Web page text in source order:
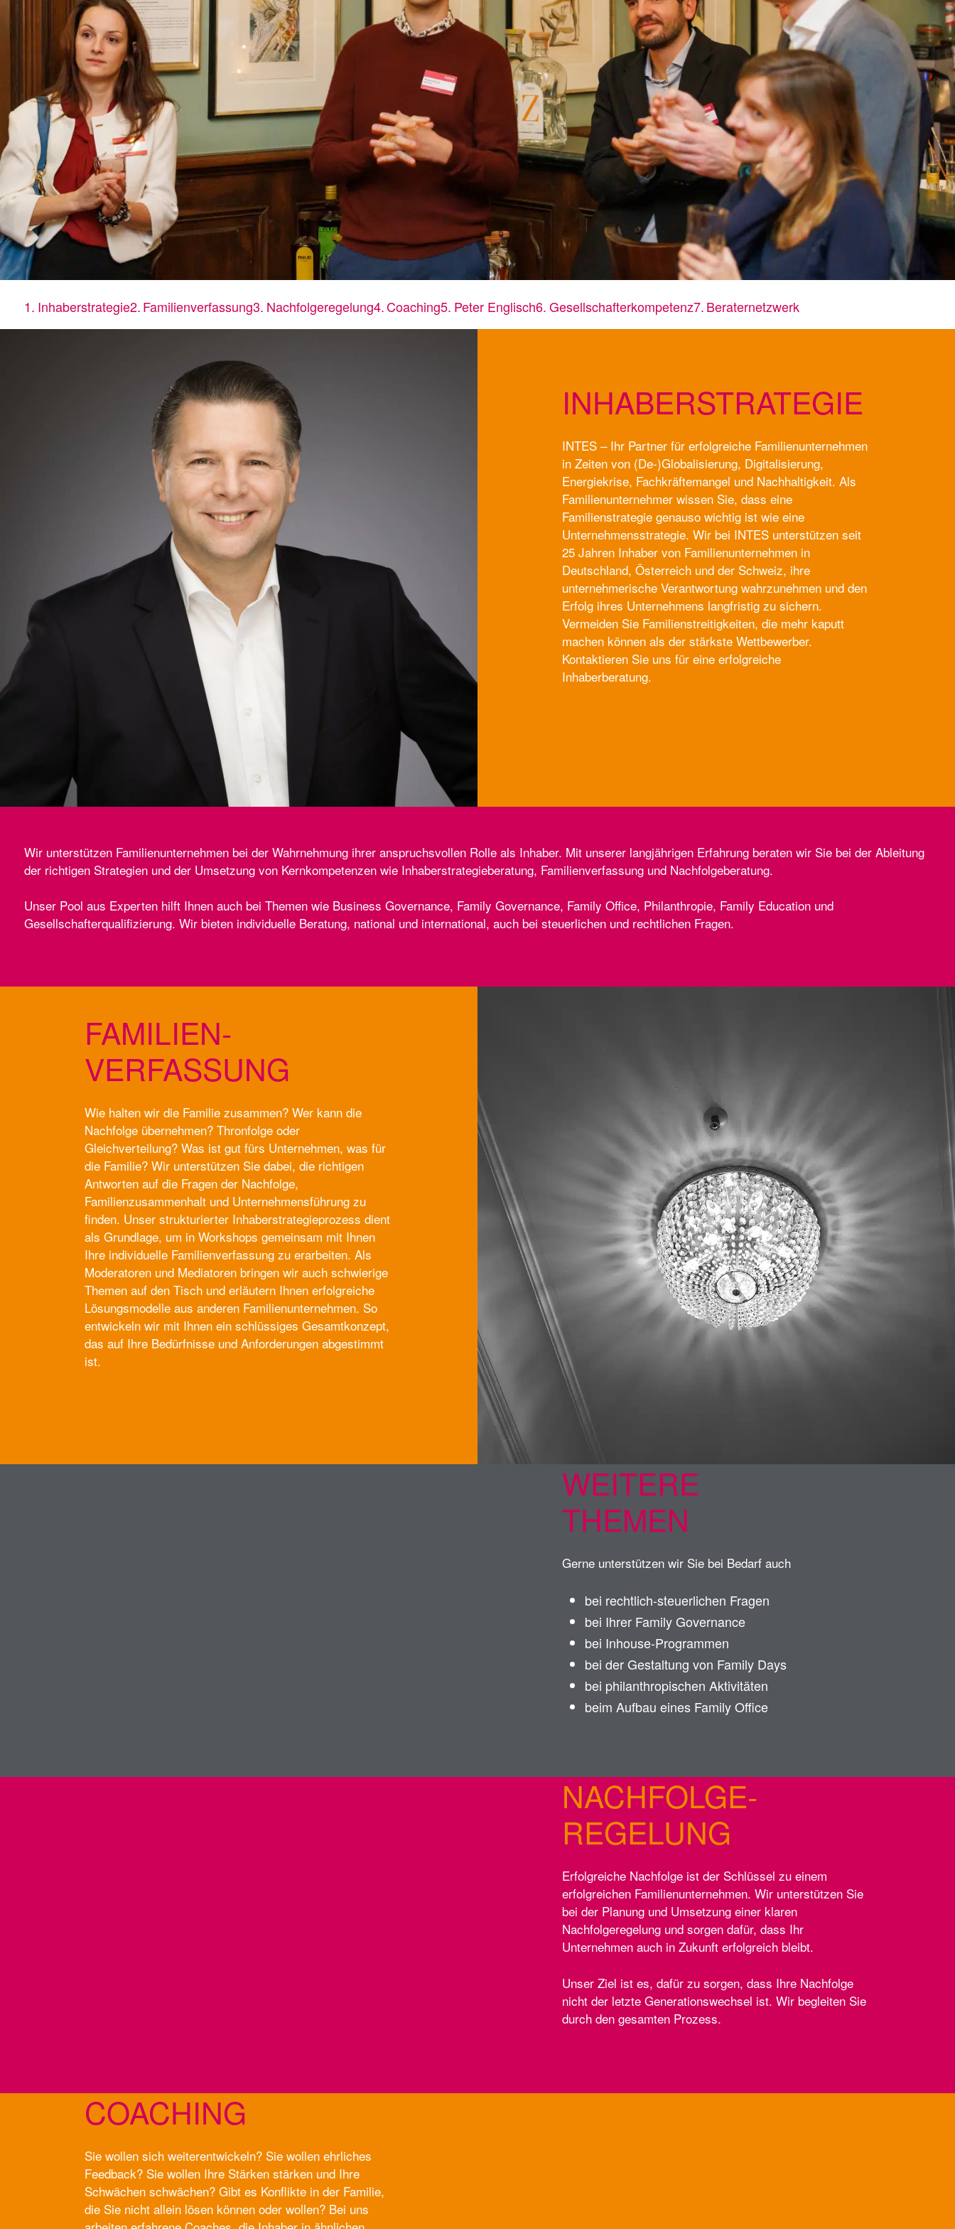
Inhaberstrategie Familien­verfassung Nachfolge­regelung Coaching Peter Englisch Gesellschafterkompetenz Beraternetzwerk
INHABERSTRATEGIE
INTES – Ihr Partner für erfolgreiche Familienunternehmen
in Zeiten von (De-)Globalisierung, Digitalisierung,
Energiekrise, Fachkräftemangel und Nachhaltigkeit. Als
Familienunternehmer wissen Sie, dass eine
Familienstrategie genauso wichtig ist wie eine
Unternehmensstrategie. Wir bei INTES unterstützen seit
25 Jahren Inhaber von Familienunternehmen in
Deutschland, Österreich und der Schweiz, ihre
unternehmerische Verantwortung wahrzunehmen und den
Erfolg ihres Unternehmens langfristig zu sichern.
Vermeiden Sie Familienstreitigkeiten, die mehr kaputt
machen können als der stärkste Wettbewerber.
Kontaktieren Sie uns für eine erfolgreiche
Inhaberberatung.
Wir unterstützen Familienunternehmen bei der Wahrnehmung ihrer anspruchsvollen Rolle als Inhaber. Mit unserer langjährigen Erfahrung beraten wir Sie bei der Ableitung
der richtigen Strategien und der Umsetzung von Kernkompetenzen wie Inhaberstrategieberatung, Familienverfassung und Nachfolgeberatung.
Unser Pool aus Experten hilft Ihnen auch bei Themen wie Business Governance, Family Governance, Family Office, Philanthropie, Family Education und
Gesellschafterqualifizierung. Wir bieten individuelle Beratung, national und international, auch bei steuerlichen und rechtlichen Fragen.
FAMILIEN­
VERFASSUNG
Wie halten wir die Familie zusammen? Wer kann die
Nachfolge übernehmen? Thronfolge oder
Gleichverteilung? Was ist gut fürs Unternehmen, was für
die Familie? Wir unterstützen Sie dabei, die richtigen
Antworten auf die Fragen der Nachfolge,
Familienzusammenhalt und Unternehmensführung zu
finden. Unser strukturierter Inhaberstrategieprozess dient
als Grundlage, um in Workshops gemeinsam mit Ihnen
Ihre individuelle Familienverfassung zu erarbeiten. Als
Moderatoren und Mediatoren bringen wir auch schwierige
Themen auf den Tisch und erläutern Ihnen erfolgreiche
Lösungsmodelle aus anderen Familienunternehmen. So
entwickeln wir mit Ihnen ein schlüssiges Gesamtkonzept,
das auf Ihre Bedürfnisse und Anforderungen abgestimmt
ist.
WEITERE
THEMEN
Gerne unterstützen wir Sie bei Bedarf auch
bei rechtlich-steuerlichen Fragen
bei Ihrer Family Governance
bei Inhouse-Programmen
bei der Gestaltung von Family Days
bei philanthropischen Aktivitäten
beim Aufbau eines Family Office
NACHFOLGE­
REGELUNG
Erfolgreiche Nachfolge ist der Schlüssel zu einem
erfolgreichen Familienunternehmen. Wir unterstützen Sie
bei der Planung und Umsetzung einer klaren
Nachfolgeregelung und sorgen dafür, dass Ihr
Unternehmen auch in Zukunft erfolgreich bleibt.
Unser Ziel ist es, dafür zu sorgen, dass Ihre Nachfolge
nicht der letzte Generationswechsel ist. Wir begleiten Sie
durch den gesamten Prozess.
COACHING
Sie wollen sich weiterentwickeln? Sie wollen ehrliches
Feedback? Sie wollen Ihre Stärken stärken und Ihre
Schwächen schwächen? Gibt es Konflikte in der Familie,
die Sie nicht allein lösen können oder wollen? Bei uns